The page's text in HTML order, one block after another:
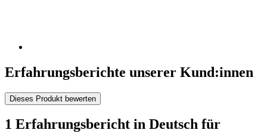
Erfahrungsberichte unserer Kund:innen
Dieses Produkt bewerten
1 Erfahrungsbericht in Deutsch für